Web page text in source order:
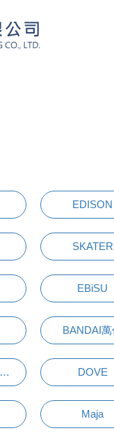
EDISON
SKATER
EBiSU
BANDAI萬
IKEMOTO池本刷子 DOVE
Maja